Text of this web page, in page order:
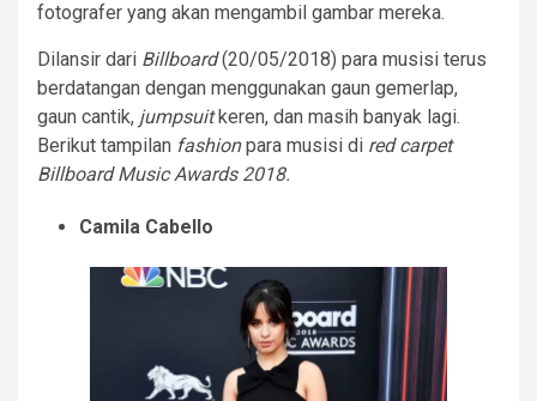
fotografer yang akan mengambil gambar mereka.
Dilansir dari Billboard(20/05/2018) para musisi terus
berdatangan dengan menggunakan gaun gemerlap,
gaun cantik, jumpsuit keren, dan masih banyak lagi.
Berikut tampilan fashionpara musisi di red carpet
Billboard Music Awards 2018.
Camila Cabello